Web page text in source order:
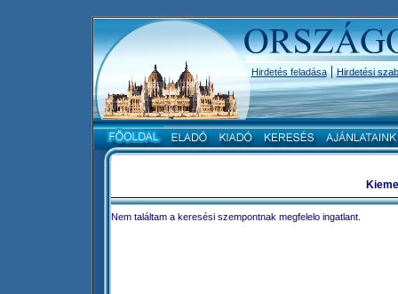
Hirdetés feladása|Hirdetési
Nem találtam a keresési szempontnak megfelelo ingatlant.